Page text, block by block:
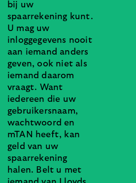
bij uw
spaarrekening kunt.
U mag uw
inloggegevens nooit
aan iemand anders
geven, ook niet als
iemand daarom
vraagt. Want
iedereen die uw
gebruikersnaam,
wachtwoord en
mTAN heeft, kan
geld van uw
spaarrekening
halen. Belt u met